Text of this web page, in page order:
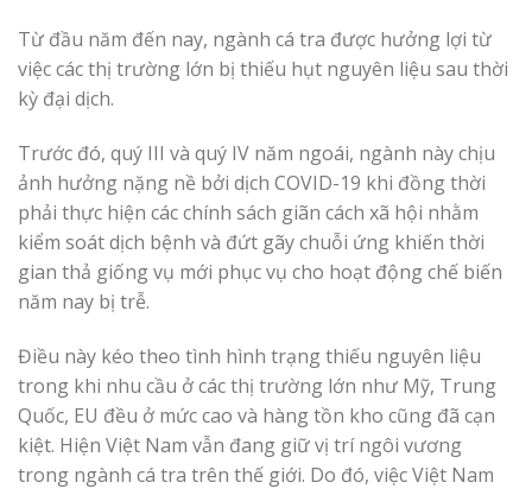
Từ đầu năm đến nay, ngành cá tra được hưởng lợi từ
việc các thị trường lớn bị thiếu hụt nguyên liệu sau thời
kỳ đại dịch.
Trước đó, quý III và quý IV năm ngoái, ngành này chịu
ảnh hưởng nặng nề bởi dịch COVID-19 khi đồng thời
phải thực hiện các chính sách giãn cách xã hội nhằm
kiểm soát dịch bệnh và đứt gãy chuỗi ứng khiến thời
gian thả giống vụ mới phục vụ cho hoạt động chế biến
năm nay bị trễ.
Điều này kéo theo tình hình trạng thiếu nguyên liệu
trong khi nhu cầu ở các thị trường lớn như Mỹ, Trung
Quốc, EU đều ở mức cao và hàng tồn kho cũng đã cạn
kiệt. Hiện Việt Nam vẫn đang giữ vị trí ngôi vương
trong ngành cá tra trên thế giới. Do đó, việc Việt Nam